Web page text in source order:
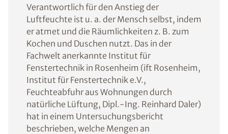
Verantwortlich für den Anstieg der
Luftfeuchte ist u. a. der Mensch selbst, indem
er atmet und die Räumlichkeiten z. B. zum
Kochen und Duschen nutzt. Das in der
Fachwelt anerkannte Institut für
Fenstertechnik in Rosenheim (ift Rosenheim,
Institut für Fenstertechnik e.V.,
Feuchteabfuhr aus Wohnungen durch
natürliche Lüftung, Dipl.-Ing. Reinhard Daler)
hat in einem Untersuchungsbericht
beschrieben, welche Mengen an